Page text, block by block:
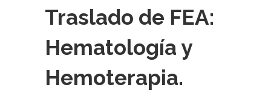
Traslado de FEA:
Hematología y
Hemoterapia.